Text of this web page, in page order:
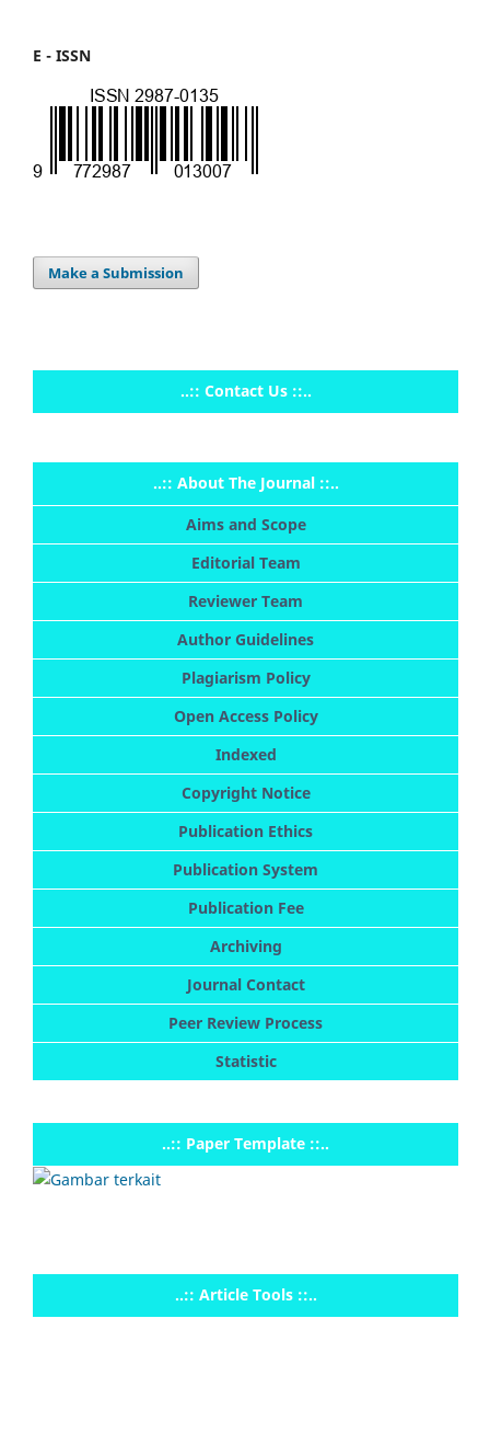
E - ISSN
Make a Submission
..:: Contact Us ::..
..:: About The Journal ::..
Aims and Scope
Editorial Team
Reviewer Team
Author Guidelines
Plagiarism Policy
Open Access Policy
Indexed
Copyright Notice
Publication Ethics
Publication System
Publication Fee
Archiving
Journal Contact
Peer Review Process
Statistic
..:: Paper Template ::..
..:: Article Tools ::..